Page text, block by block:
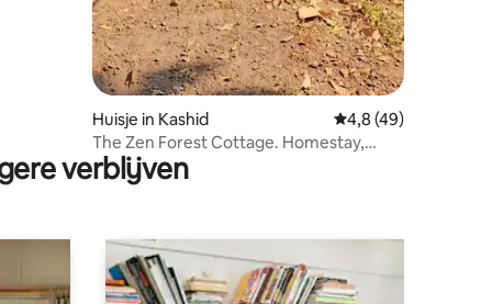
Huisje in Kashid Gemiddelde
4,8 (49)
The Zen Forest Cottage. Homestay,
huisdiervriendelijk
verblijven